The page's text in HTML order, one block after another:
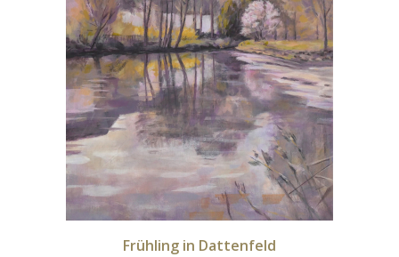
Frühling in Dattenfeld